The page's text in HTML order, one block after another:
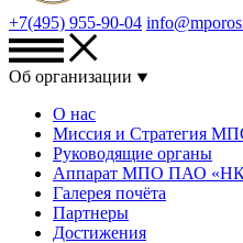
+7(495) 955-90-04
Об организации
О нас
Миссия и Стратегия
Руководящие органы
Аппарат МПО ПАО «НК
Галерея почёта
Партнеры
Достижения